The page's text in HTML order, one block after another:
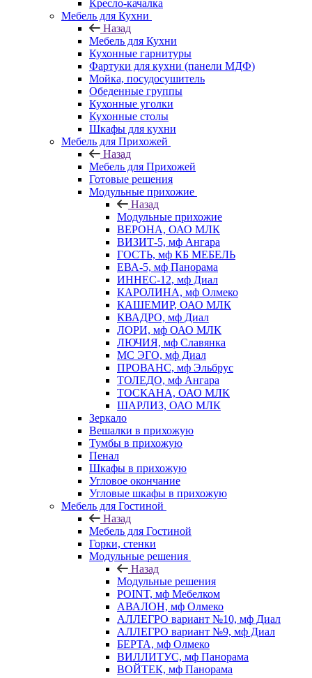
Кресло-качалка
Мебель для Кухни
Назад
Мебель для Кухни
Кухонные гарнитуры
Фартуки для кухни (панели МДФ)
Мойка, посудосушитель
Обеденные группы
Кухонные уголки
Кухонные столы
Шкафы для кухни
Мебель для Прихожей
Назад
Мебель для Прихожей
Готовые решения
Модульные прихожие
Назад
Модульные прихожие
ВЕРОНА, ОАО МЛК
ВИЗИТ-5, мф Ангара
ГОСТЬ, мф КБ МЕБЕЛЬ
ЕВА-5, мф Панорама
ИННЕС-12, мф Диал
КАРОЛИНА, мф Олмеко
КАШЕМИР, ОАО МЛК
КВАДРО, мф Диал
ЛОРИ, мф ОАО МЛК
ЛЮЧИЯ, мф Славянка
МС ЭГО, мф Диал
ПРОВАНС, мф Эльбрус
ТОЛЕДО, мф Ангара
ТОСКАНА, ОАО МЛК
ШАРЛИЗ, ОАО МЛК
Зеркало
Вешалки в прихожую
Тумбы в прихожую
Пенал
Шкафы в прихожую
Угловое окончание
Угловые шкафы в прихожую
Мебель для Гостиной
Назад
Мебель для Гостиной
Горки, стенки
Модульные решения
Назад
Модульные решения
POINT, мф Мебелком
АВАЛОН, мф Олмеко
АЛЛЕГРО вариант №10, мф Диал
АЛЛЕГРО вариант №9, мф Диал
БЕРТА, мф Олмеко
ВИЛЛИТУС, мф Панорама
ВОЙТЕК, мф Панорама